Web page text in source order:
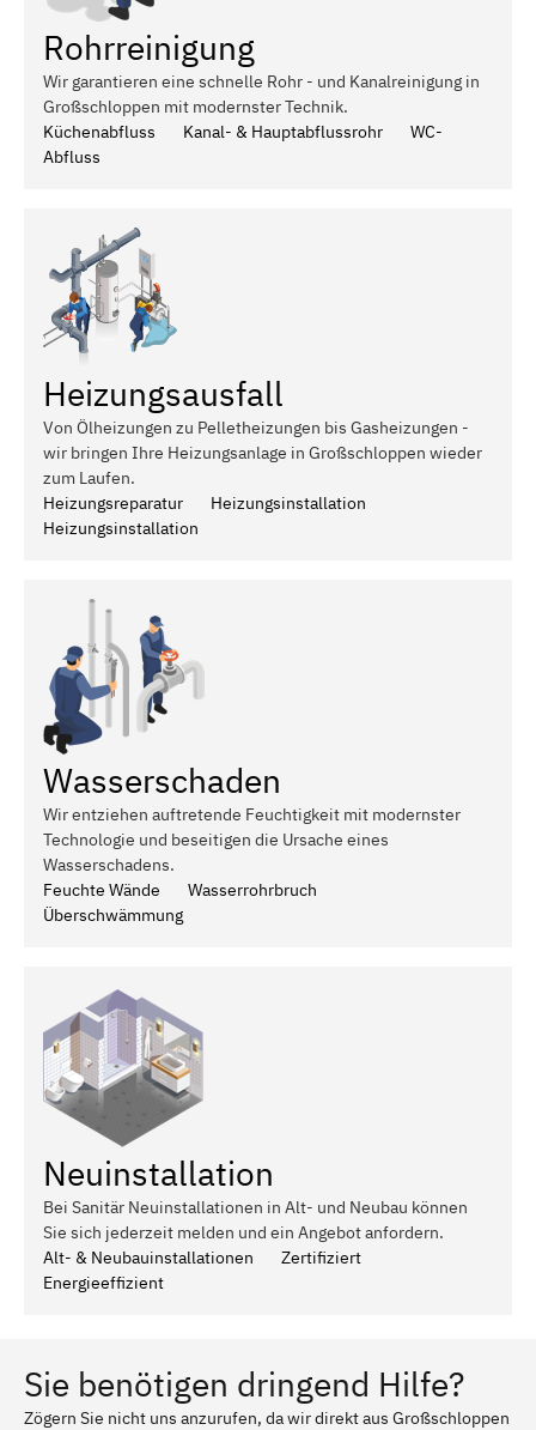
Rohrreinigung
Wir garantieren eine schnelle Rohr - und Kanalreinigung in
Großschloppen mit modernster Technik.
Küchenabfluss
Kanal- & Hauptabflussrohr
WC-
Abfluss
Heizungsausfall
Von Ölheizungen zu Pelletheizungen bis Gasheizungen -
wir bringen Ihre Heizungsanlage in Großschloppen wieder
zum Laufen.
Heizungsreparatur
Heizungsinstallation
Heizungsinstallation
Wasserschaden
Wir entziehen auftretende Feuchtigkeit mit modernster
Technologie und beseitigen die Ursache eines
Wasserschadens.
Feuchte Wände
Wasserrohrbruch
Überschwämmung
Neuinstallation
Bei Sanitär Neuinstallationen in Alt- und Neubau können
Sie sich jederzeit melden und ein Angebot anfordern.
Alt- & Neubauinstallationen
Zertifiziert
Energieeffizient
Sie benötigen dringend Hilfe?
Zögern Sie nicht uns anzurufen, da wir direkt aus Großschloppen